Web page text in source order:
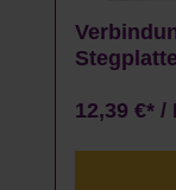
12,39 €* /